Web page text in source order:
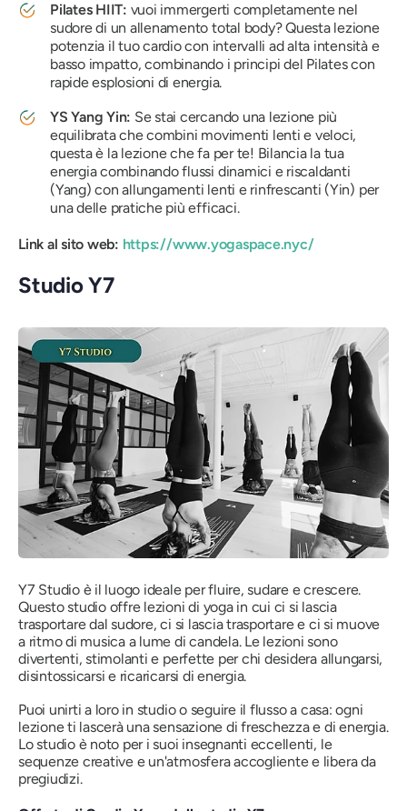
Pilates HIIT: vuoi immergerti completamente nel
sudore di un allenamento total body? Questa lezione
potenzia il tuo cardio con intervalli ad alta intensità e
basso impatto, combinando i principi del Pilates con
rapide esplosioni di energia.
YS Yang Yin: Se stai cercando una lezione più
equilibrata che combini movimenti lenti e veloci,
questa è la lezione che fa per te! Bilancia la tua
energia combinando flussi dinamici e riscaldanti
(Yang) con allungamenti lenti e rinfrescanti (Yin) per
una delle pratiche più efficaci.
Link al sito web: https://www.yogaspace.nyc/
Studio Y7
Y7 Studio è il luogo ideale per fluire, sudare e crescere.
Questo studio offre lezioni di yoga in cui ci si lascia
trasportare dal sudore, ci si lascia trasportare e ci si muove
a ritmo di musica a lume di candela. Le lezioni sono
divertenti, stimolanti e perfette per chi desidera allungarsi,
disintossicarsi e ricaricarsi di energia.
Puoi unirti a loro in studio o seguire il flusso a casa: ogni
lezione ti lascerà una sensazione di freschezza e di energia.
Lo studio è noto per i suoi insegnanti eccellenti, le
sequenze creative e un'atmosfera accogliente e libera da
pregiudizi.